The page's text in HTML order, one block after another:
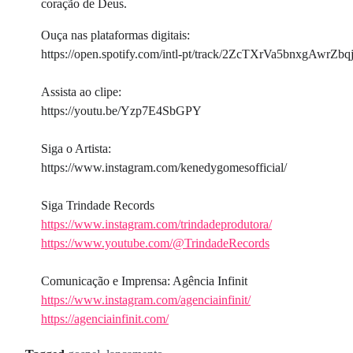
coração de Deus.
Ouça nas plataformas digitais:
https://open.spotify.com/intl-pt/track/
Assista ao clipe:
https://youtu.be/Yzp7E4SbGPY
Siga o Artista:
https://www.instagram.com/kenedygomesofficial/
Siga Trindade Records
https://www.instagram.com/trindadeprodutora/
https://www.youtube.com/@TrindadeRecords
Comunicação e Imprensa: Agência Infinit
https://www.instagram.com/agenciainfinit/
https://agenciainfinit.com/